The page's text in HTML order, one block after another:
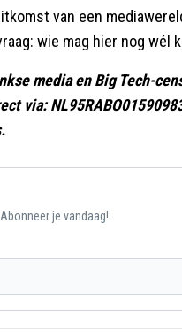
van een
wie mag hier nog wél
media en Big Tech-
via:
je vandaag!